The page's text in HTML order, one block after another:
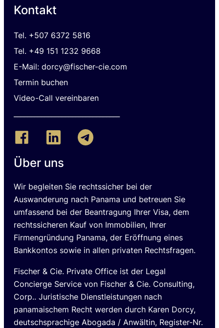
Kontakt
Tel. +507 6372 5816
Tel. +49 151 1232 9668
E-Mail: dorcy@fischer-cie.com
Termin buchen
Video-Call vereinbaren
Über uns
Wir begleiten Sie rechtssicher bei der
Auswanderung nach Panama und betreuen Sie
umfassend bei der Beantragung Ihrer Visa, dem
rechtssicheren Kauf von Immobilien, Ihrer
Firmengründung Panama, der Eröffnung eines
Bankkontos sowie in allen privaten Rechtsfragen.
Fischer & Cie. Private Office ist der Legal
Concierge Service von Fischer & Cie. Consulting,
Corp.. Juristische Dienstleistungen nach
panamaischem Recht werden durch Karen Dorcy,
deutschsprachige Abogada / Anwältin, Register-Nr.